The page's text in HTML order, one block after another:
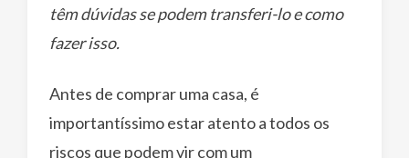
têm dúvidas se podem transferi-lo e como
fazer isso.
Antes de comprar uma casa, é
importantíssimo estar atento a todos os
riscos que podem vir com um